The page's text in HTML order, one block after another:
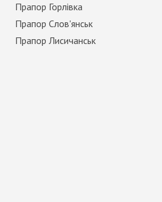
Прапор Горлівка
Прапор Слов'янськ
Прапор Лисичанськ